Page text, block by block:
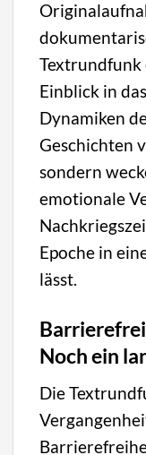
Textrundfunk
Einblick in das
Dynamiken
Geschichten
sondern
emotionale
Epoche in
lässt.
Noch ein
Die